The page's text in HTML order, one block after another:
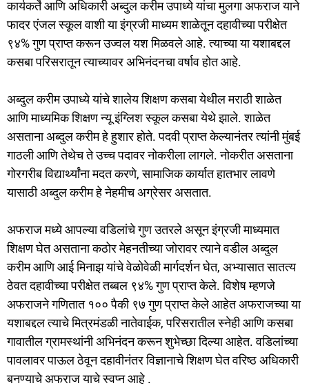
e
b
o
k
o
d
o
l
e
कार्यकर्ते आणि अधिकारी अब्दुल करीम उपाध्ये यांचा मुलगा अफराज याने
फादर एंजल स्कूल वाशी या इंग्रजी माध्यम शाळेतून दहावीच्या परीक्षेत
९४% गुण प्राप्त करून उज्वल यश मिळवले आहे. त्याच्या या यशाबद्दल
कसबा परिसरातून त्याच्यावर अभिनंदनचा वर्षाव होत आहे.
अब्दुल करीम उपाध्ये यांचे शालेय शिक्षण कसबा येथील मराठी शाळेत
आणि माध्यमिक शिक्षण न्यू इंग्लिश स्कूल कसबा येथे झाले. शाळेत
असताना अब्दुल करीम हे हुशार होते. पदवी प्राप्त केल्यानंतर त्यांनी मुंबई
गाठली आणि तेथेच ते उच्च पदावर नोकरीला लागले. नोकरीत असताना
गोरगरीब विद्यार्थ्यांना मदत करणे, सामाजिक कार्यात हातभार लावणे
यासाठी अब्दुल करीम हे नेहमीच अग्रेसर असतात.
अफराज मध्ये आपल्या वडिलांचे गुण उतरले असून इंग्रजी माध्यमात
शिक्षण घेत असताना कठोर मेहनतीच्या जोरावर त्याने वडील अब्दुल
करीम आणि आई मिनाझ यांचे वेळोवेळी मार्गदर्शन घेत, अभ्यासात सातत्य
ठेवत दहावीच्या परीक्षेत तब्बल ९४% गुण प्राप्त केले. विशेष म्हणजे
अफराजने गणितात १०० पैकी ९७ गुण प्राप्त केले आहेत अफराजच्या या
यशाबद्दल त्याचे मित्रमंडळी नातेवाईक, परिसरातील स्नेही आणि कसबा
गावातील ग्रामस्थांनी अभिनंदन करून शुभेच्छा दिल्या आहेत. वडिलांच्या
पावलावर पाऊल ठेवून दहावीनंतर विज्ञानाचे शिक्षण घेत वरिष्ठ अधिकारी
बनण्याचे अफराज याचे स्वप्न आहे .